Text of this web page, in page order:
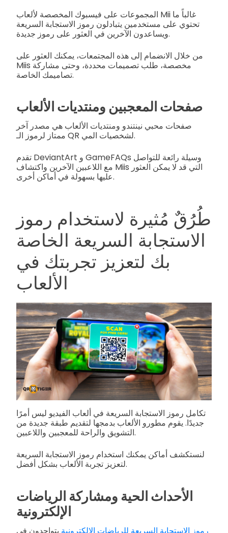
المجموعات على فيسبوك المخصصة لألعاب Mii غالباً ما
تحتوي على مستخدمين يتبادلون رموز الاستجابة السريعة
ويساعدون الآخرين في العثور على رموز جديدة.
من خلال الانضمام إلى هذه المجتمعات، يمكنك العثور على
Miis مخصصة، طلب تصميمات محددة، وحتى مشاركة
تصاميمك الخاصة.
صفحات المعجبين ومنتديات الألعاب
صفحات محبي نينتندو ومنتديات الألعاب هي مصدر آخر
ممتاز لرموز الـ QR لشخصيات المي.
تقدم DeviantArt و GameFAQs وسيلة رائعة للتواصل
مع اللاعبين الآخرين واكتشاف Miis التي قد لا يمكن العثور
عليها بسهولة في أماكن أخرى.
طُرُقٌ مُثيرة لاستخدام رموز
الاستجابة السريعة الخاصة
بك لتعزيز تجربتك في
الألعاب
تكامل رموز الاستجابة السريعة في ألعاب الفيديو ليس أمرًا
جديدًا. يقوم مطورو الألعاب بدمجها لتقديم طبقة جديدة من
التشويق والراحة للمعجبين واللاعبين.
لنستكشف أماكن يمكنك استخدام رموز الاستجابة السريعة
لتعزيز تجربة الألعاب بشكل أفضل.
الأحداث الحية ومشاركة الرياضات
الإلكترونية
رموز الاستجابة السريعة للرياضات الإلكترونية يتواجدون في